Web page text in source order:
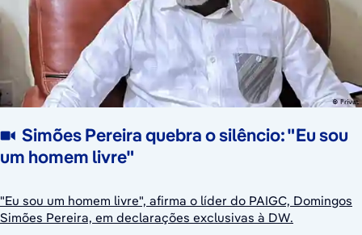
Simões Pereira quebra o silêncio: "Eu sou
um homem livre"
"Eu sou um homem livre", afirma o líder do PAIGC, Domingos
Simões Pereira, em declarações exclusivas à DW.